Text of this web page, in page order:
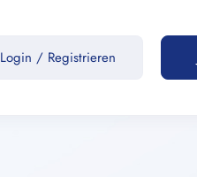
Login / Registrieren